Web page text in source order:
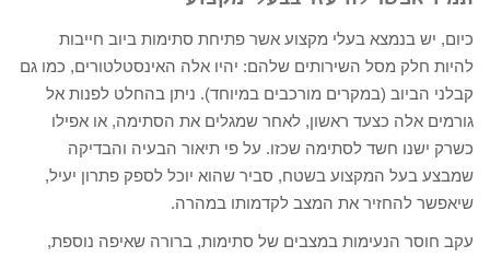
כיום, יש בנמצא בעלי מקצוע אשר פתיחת סתימות ביוב חייבות
להיות חלק מסל השירותים שלהם: יהיו אלה האינסטלטורים, כמו גם
קבלני הביוב (במקרים מורכבים במיוחד). ניתן בהחלט לפנות אל
גורמים אלה כצעד ראשון, לאחר שמגלים את הסתימה, או אפילו
כשרק ישנו חשד לסתימה שכזו. על פי תיאור הבעיה והבדיקה
שמבצע בעל המקצוע בשטח, סביר שהוא יוכל לספק פתרון יעיל,
שיאפשר להחזיר את המצב לקדמותו במהרה.
עקב חוסר הנעימות במצבים של סתימות, ברורה שאיפה נוספת,